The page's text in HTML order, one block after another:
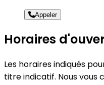
Appeler
Horaires
Les horaires indiqués
titre indicatif. Nous vous